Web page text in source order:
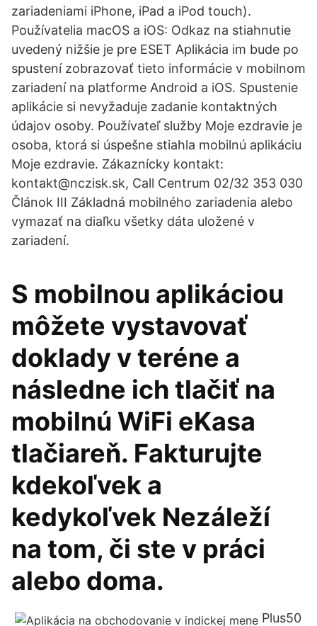
zariadeniami iPhone, iPad a iPod touch).
Používatelia macOS a iOS: Odkaz na stiahnutie
uvedený nižšie je pre ESET Aplikácia im bude po
spustení zobrazovať tieto informácie v mobilnom
zariadení na platforme Android a iOS. Spustenie
aplikácie si nevyžaduje zadanie kontaktných
údajov osoby. Používateľ služby Moje ezdravie je
osoba, ktorá si úspešne stiahla mobilnú aplikáciu
Moje ezdravie. Zákaznícky kontakt:
kontakt@nczisk.sk, Call Centrum 02/32 353 030
Článok III Základná mobilného zariadenia alebo
vymazať na diaľku všetky dáta uložené v
zariadení.
S mobilnou aplikáciou
môžete vystavovať
doklady v teréne a
následne ich tlačiť na
mobilnú WiFi eKasa
tlačiareň. Fakturujte
kdekoľvek a
kedykoľvek Nezáleží
na tom, či ste v práci
alebo doma.
Plus50